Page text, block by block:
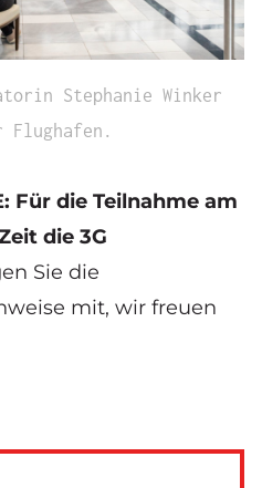
Stephanie Winker
Für die Teilnahme am
die 3G
Sie die
mit, wir freuen